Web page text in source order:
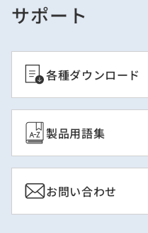
サポート
各種ダウンロード
製品用語集
お問い合わせ